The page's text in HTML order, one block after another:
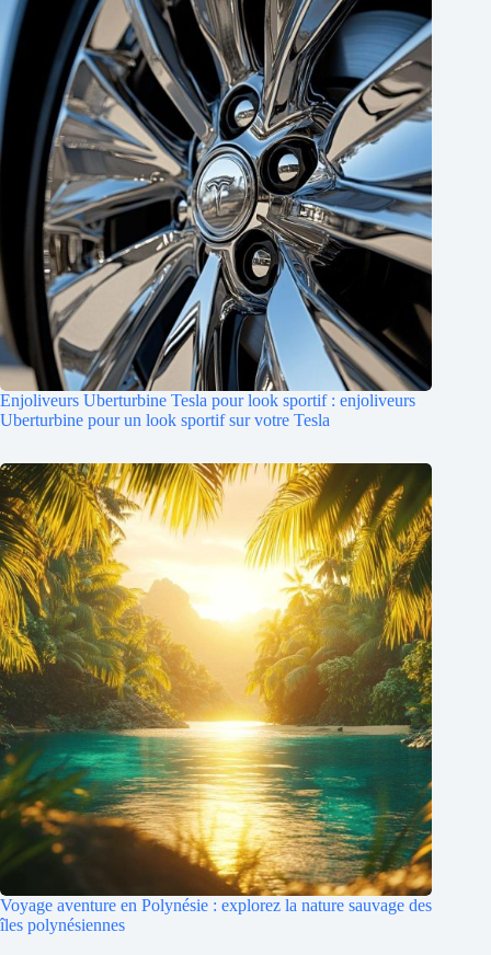
Enjoliveurs Uberturbine Tesla pour look sportif : enjoliveurs
Uberturbine pour un look sportif sur votre Tesla
Voyage aventure en Polynésie : explorez la nature sauvage des
îles polynésiennes